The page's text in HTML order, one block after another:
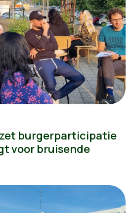
burgerparticipatie
voor bruisende